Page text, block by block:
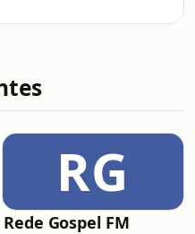
RG
Rede Gospel FM